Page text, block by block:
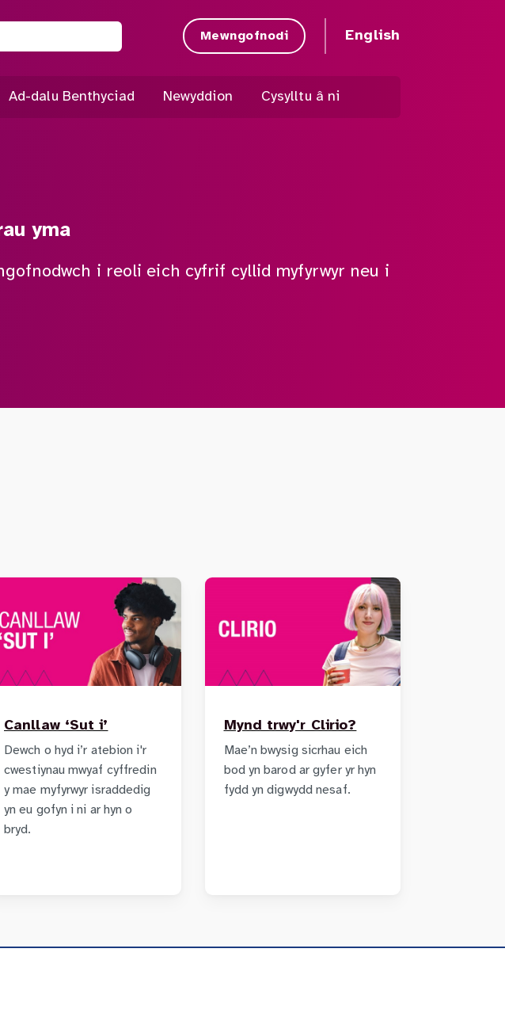
Mewngofnodi English
Ad-dalu Benthyciad Newyddion Cysylltu â ni
yma
i reoli eich cyfrif cyllid myfyrwyr neu i
Canllaw ‘Sut i’
Dewch o hyd i’r atebion i'r
cwestiynau mwyaf cyffredin
y mae myfyrwyr israddedig
yn eu gofyn i ni ar hyn o
bryd.
Mynd trwy'r Clirio?
Mae’n bwysig sicrhau eich
bod yn barod ar gyfer yr hyn
fydd yn digwydd nesaf.